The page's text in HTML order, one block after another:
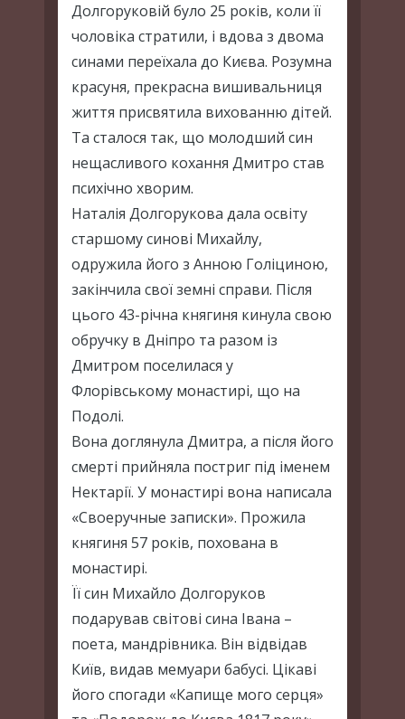
Долгоруковій було 25 років, коли її
чоловіка стратили, і вдова з двома
синами переїхала до Києва. Розумна
красуня, прекрасна вишивальниця
життя присвятила вихованню дітей.
Та сталося так, що молодший син
нещасливого кохання Дмитро став
психічно хворим.
Наталія Долгорукова дала освіту
старшому синові Михайлу,
одружила його з Анною Голіциною,
закінчила свої земні справи. Після
цього 43-річна княгиня кинула свою
обручку в Дніпро та разом із
Дмитром поселилася у
Флорівському монастирі, що на
Подолі.
Вона доглянула Дмитра, а після його
смерті прийняла постриг під іменем
Нектарії. У монастирі вона написала
«Своеручные записки». Прожила
княгиня 57 років, похована в
монастирі.
Її син Михайло Долгоруков
подарував світові сина Івана –
поета, мандрівника. Він відвідав
Київ, видав мемуари бабусі. Цікаві
його спогади «Капище мого серця»